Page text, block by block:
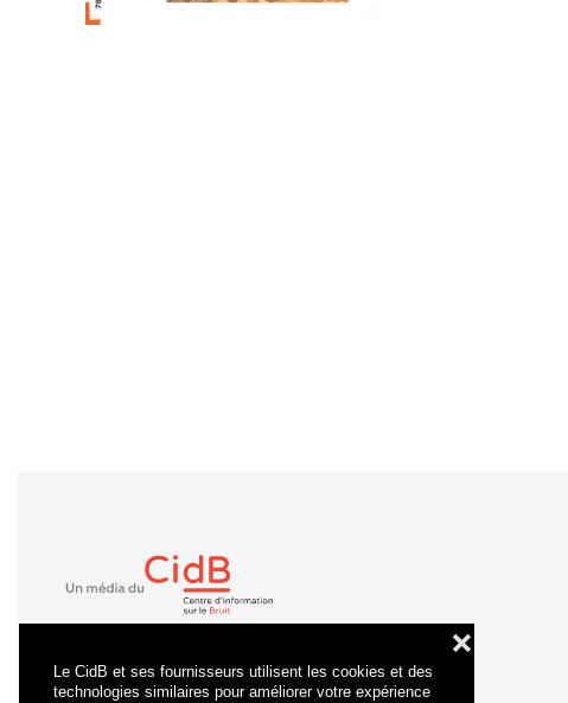
Le CidB et ses fournisseurs utilisent les cookies et des
technologies similaires pour améliorer votre expérience
❌